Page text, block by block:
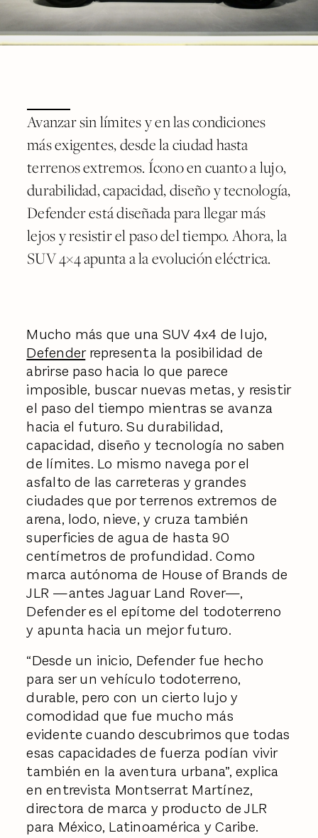
Avanzar sin límites y en las condiciones
más exigentes, desde la ciudad hasta
terrenos extremos. Ícono en cuanto a lujo,
durabilidad, capacidad, diseño y tecnología,
Defender está diseñada para llegar más
lejos y resistir el paso del tiempo. Ahora, la
SUV 4×4 apunta a la evolución eléctrica.
Mucho más que una SUV 4x4 de lujo,
Defenderrepresenta la posibilidad de
abrirse paso hacia lo que parece
imposible, buscar nuevas metas, y resistir
el paso del tiempo mientras se avanza
hacia el futuro. Su durabilidad,
capacidad, diseño y tecnología no saben
de límites. Lo mismo navega por el
asfalto de las carreteras y grandes
ciudades que por terrenos extremos de
arena, lodo, nieve, y cruza también
superficies de agua de hasta 90
centímetros de profundidad. Como
marca autónoma de House of Brands de
JLR —antes Jaguar Land Rover—,
Defender es el epítome del todoterreno
y apunta hacia un mejor futuro.
“Desde un inicio, Defender fue hecho
para ser un vehículo todoterreno,
durable, pero con un cierto lujo y
comodidad que fue mucho más
evidente cuando descubrimos que todas
esas capacidades de fuerza podían vivir
también en la aventura urbana”, explica
en entrevista Montserrat Martínez,
directora de marca y producto de JLR
para México, Latinoamérica y Caribe.